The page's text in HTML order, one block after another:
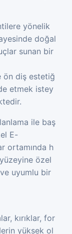
yönelik
doğal
sunan bir
ön diş estetiğ
etmek istey
ile baş
E-
ortamında h
özel
uyumlu bir
kırıklar, for
yüksek ol